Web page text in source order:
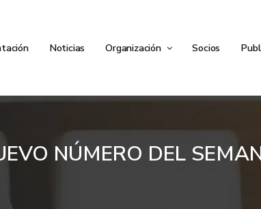
Noticias Organización Socios
NÚMERO DEL